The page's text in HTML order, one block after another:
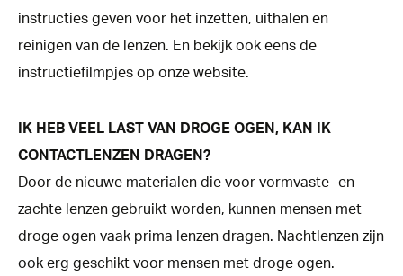
instructies geven voor het inzetten, uithalen en
reinigen van de lenzen. En bekijk ook eens de
instructiefilmpjes op onze website.
IK HEB VEEL LAST VAN DROGE OGEN, KAN IK
CONTACTLENZEN DRAGEN?
Door de nieuwe materialen die voor vormvaste- en
zachte lenzen gebruikt worden, kunnen mensen met
droge ogen vaak prima lenzen dragen. Nachtlenzen zijn
ook erg geschikt voor mensen met droge ogen.